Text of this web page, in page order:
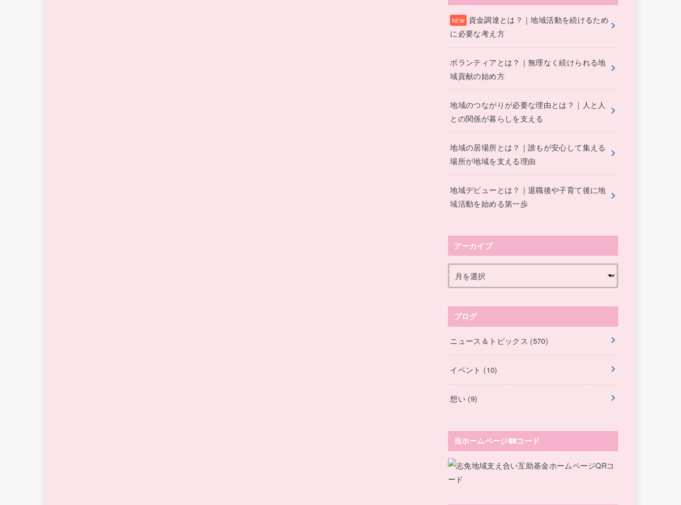
資金調達とは？｜地域活動を続けるため
に必要な考え方
ボランティアとは？｜無理なく続けられる地
域貢献の始め方
地域のつながりが必要な理由とは？｜人と人
との関係が暮らしを支える
地域の居場所とは？｜誰もが安心して集える
場所が地域を支える理由
地域デビューとは？｜退職後や子育て後に地
域活動を始める第一歩
アーカイブ
ブログ
ニュース＆トピックス (570)
イベント (10)
想い (9)
当ホームページQRコード